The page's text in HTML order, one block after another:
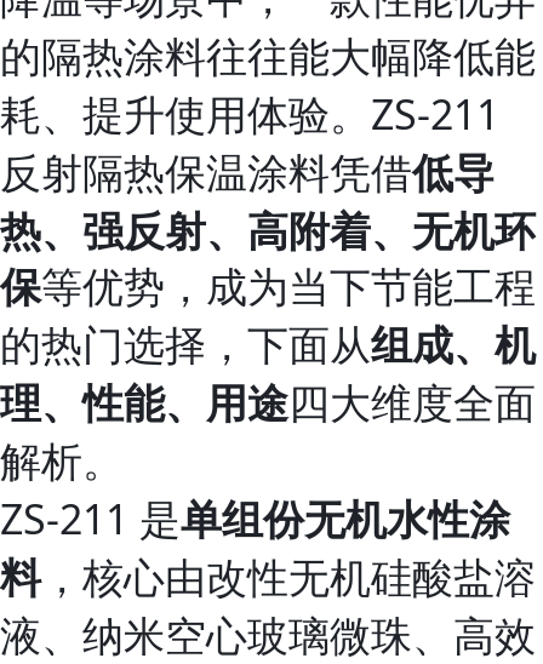
的隔热涂料往往能大幅降低能
耗、提升使用体验。ZS‑211
反射隔热保温涂料凭借低导
热、强反射、高附着、无机环
保等优势，成为当下节能工程
的热门选择，下面从组成、机
理、性能、用途四大维度全面
解析。
ZS‑211 是单组份无机水性涂
料，核心由改性无机硅酸盐溶
液、纳米空心玻璃微珠、高效